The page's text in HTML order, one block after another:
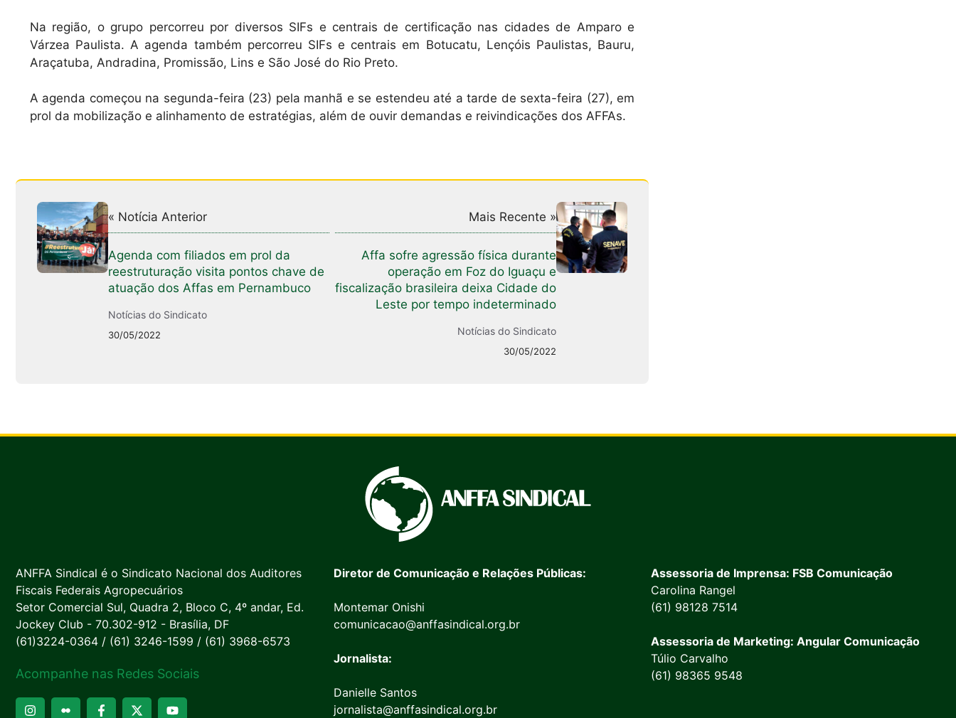
Na região, o grupo percorreu por diversos SIFs e centrais de certificação nas cidades de Amparo e
Várzea Paulista. A agenda também percorreu SIFs e centrais em Botucatu, Lençóis Paulistas, Bauru,
Araçatuba, Andradina, Promissão, Lins e São José do Rio Preto.
A agenda começou na segunda-feira (23) pela manhã e se estendeu até a tarde de sexta-feira (27), em
prol da mobilização e alinhamento de estratégias, além de ouvir demandas e reivindicações dos AFFAs.
« Notícia Anterior
Agenda com filiados em prol da
reestruturação visita pontos chave de
atuação dos Affas em Pernambuco
Notícias do Sindicato
30/05/2022
Mais Recente »
Affa sofre agressão física durante
operação em Foz do Iguaçu e
fiscalização brasileira deixa Cidade do
Leste por tempo indeterminado
Notícias do Sindicato
30/05/2022
ANFFA Sindical é o Sindicato Nacional dos Auditores
Fiscais Federais Agropecuários
Setor Comercial Sul, Quadra 2, Bloco C, 4º andar, Ed.
Jockey Club - 70.302-912 - Brasília, DF
(61)3224-0364 / (61) 3246-1599 / (61) 3968-6573
Acompanhe nas Redes Sociais
Diretor de Comunicação e Relações Públicas:
Montemar Onishi
comunicacao@anffasindical.org.br
Jornalista:
Danielle Santos
jornalista@anffasindical.org.br
Assessoria de Imprensa: FSB Comunicação
Carolina Rangel
(61) 98128 7514
Assessoria de Marketing: Angular Comunicação
Túlio Carvalho
(61) 98365 9548